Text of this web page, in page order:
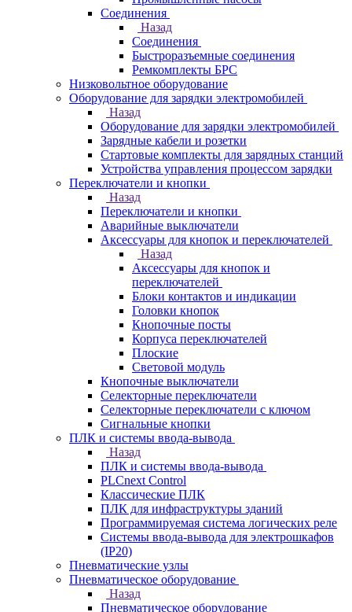
Соединения
Назад
Соединения
Быстроразъемные соединения
Ремкомплекты БРС
Низковольтное оборудование
Оборудование для зарядки электромобилей
Назад
Оборудование для зарядки электромобилей
Зарядные кабели и розетки
Стартовые комплекты для зарядных станций
Устройства управления процессом зарядки
Переключатели и кнопки
Назад
Переключатели и кнопки
Аварийные выключатели
Аксессуары для кнопок и переключателей
Назад
Аксессуары для кнопок и
переключателей
Блоки контактов и индикации
Головки кнопок
Кнопочные посты
Корпуса переключателей
Плоские
Световой модуль
Кнопочные выключатели
Селекторные переключатели
Селекторные переключатели с ключом
Сигнальные кнопки
ПЛК и системы ввода-вывода
Назад
ПЛК и системы ввода-вывода
PLCnext Control
Классические ПЛК
ПЛК для инфраструктуры зданий
Программируемая система логических реле
Системы ввода-вывода для электрошкафов
(IP20)
Пневматические узлы
Пневматическое оборудование
Назад
Пневматическое оборудование